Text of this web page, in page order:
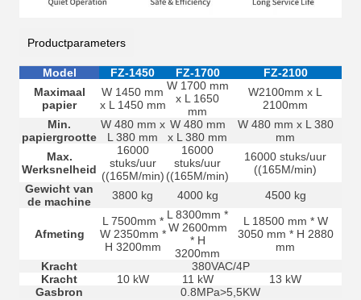
Productparameters
Model FZ-1450 FZ-1700
FZ-2100
Maximaal
papier
W 1450 mm
x L 1450 mm
W 1700 mm
x L 1650
mm
W2100mm x L
2100mm
Min.
papiergrootte
W 480 mm x
L 380 mm
W 480 mm
x L 380 mm
W 480 mm x L 380
mm
Max.
Werksnelheid
16000
stuks/uur
((165M/min)
16000
stuks/uur
((165M/min)
16000 stuks/uur
((165M/min)
Gewicht van
de machine
3800 kg 4000 kg 4500 kg
Afmeting
L 7500mm *
W 2350mm *
H 3200mm
L 8300mm *
W 2600mm
* H
3200mm
L 18500 mm * W
3050 mm * H 2880
mm
Kracht
380VAC/4P
Kracht
10 kW 11 kW
13 kW
Gasbron
0.8MPa>5,5KW